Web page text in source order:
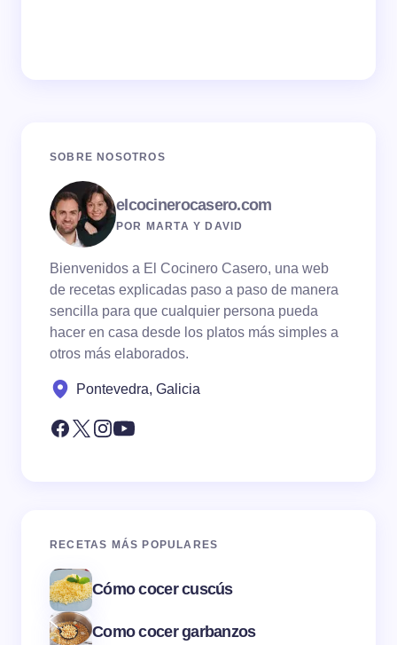
SOBRE NOSOTROS
elcocinerocasero.com
POR MARTA Y DAVID
Bienvenidos a El Cocinero Casero, una web
de recetas explicadas paso a paso de manera
sencilla para que cualquier persona pueda
hacer en casa desde los platos más simples a
otros más elaborados.
Pontevedra, Galicia
RECETAS MÁS POPULARES
Cómo cocer cuscús
Como cocer garbanzos